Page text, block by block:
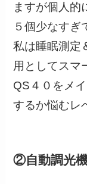
ますが個人的
５個少なすぎ
私は睡眠測定
用としてスマ
QS４０をメ
するか悩むレ
②自動調光